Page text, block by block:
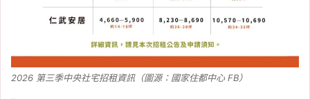
2026 第三季中央社宅招租資訊（圖源：國家住都中心 FB）